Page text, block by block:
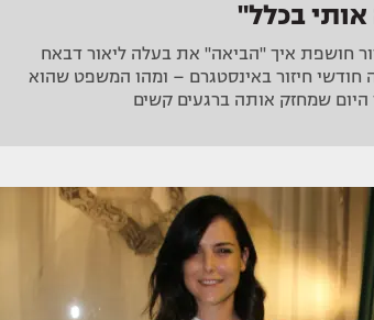
בכלל"
חושפת איך "הביאה" את בעלה ליאור דבאח
חודשי חיזור באינסטגרם – ומהו המשפט שהוא
היום שמחזק אותה ברגעים קשים